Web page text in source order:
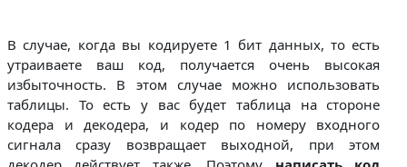
В случае, когда вы кодируете 1 бит данных, то есть
утраиваете ваш код, получается очень высокая
избыточность. В этом случае можно использовать
таблицы. То есть у вас будет таблица на стороне
кодера и декодера, и кодер по номеру входного
сигнала сразу возвращает выходной, при этом